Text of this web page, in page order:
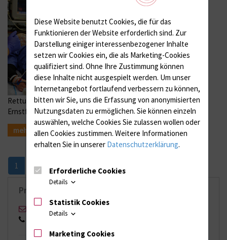
Rettungskräfte der Universitätsmedizin Rostock proben den
Ernstfall
mehr
1
Pressekontakt
Stefan Menzel
Diese Website benutzt Cookies, die für das
Funktionieren der Website erforderlich sind. Zur
Darstellung einiger interessenbezogener Inhalte
setzen wir Cookies ein, die als Marketing-Cookies
qualifiziert sind. Ohne Ihre Zustimmung können
diese Inhalte nicht ausgespielt werden. Um unser
Internetangebot fortlaufend verbessern zu können,
bitten wir Sie, uns die Erfassung von anonymisierten
Nutzungsdaten zu ermöglichen. Sie können einzeln
auswählen, welche Cookies Sie zulassen wollen oder
allen Cookies zustimmen. Weitere Informationen
erhalten Sie in unserer Datenschutzerklärung.
Erforderliche Cookies
Details
Statistik Cookies
Details
Marketing Cookies